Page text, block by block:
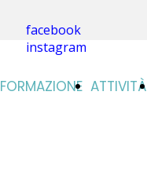
facebook
instagram
FORMAZIONE ATTIVITÀ